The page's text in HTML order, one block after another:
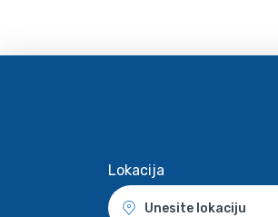
Lokacija
Unesite lokaciju